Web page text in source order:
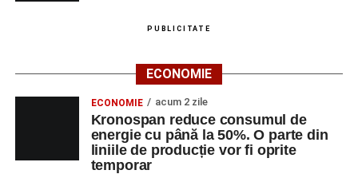
PUBLICITATE
ECONOMIE
ECONOMIE acum 2 zile
Kronospan reduce consumul de
energie cu până la 50%. O parte din
liniile de producție vor fi oprite
temporar